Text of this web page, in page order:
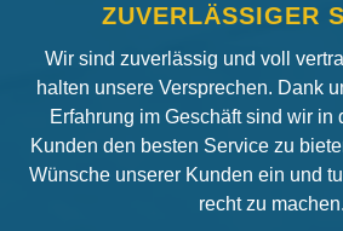
ZUVERLÄSSIGER
Wir sind zuverlässig und voll
halten unsere Versprechen. Dank
Erfahrung im Geschäft sind wir in
Kunden den besten Service zu
Wünsche unserer Kunden ein und
recht zu machen.